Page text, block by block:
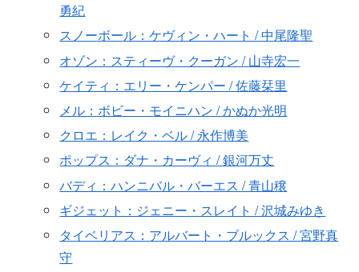
勇紀
スノーボール：ケヴィン・ハート / 中尾隆聖
オゾン：スティーヴ・クーガン / 山寺宏一
ケイティ：エリー・ケンパー / 佐藤栞里
メル：ボビー・モイニハン / かぬか光明
クロエ：レイク・ベル / 永作博美
ポップス：ダナ・カーヴィ / 銀河万丈
バディ：ハンニバル・バーエス / 青山穣
ギジェット：ジェニー・スレイト / 沢城みゆき
タイベリアス：アルバート・ブルックス / 宮野真
守